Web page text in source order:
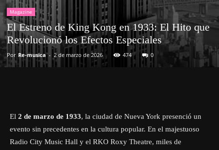
Magazine
El Estreno de King Kong en 1933: El Hito que
Revolucionó los Efectos Especiales
Por Re-musica - 2 de marzo de 2026 474 0
El 2 de marzo de 1933, la ciudad de Nueva York presenció un
evento sin precedentes en la cultura popular. En el majestuoso
Radio City Music Hall y el RKO Roxy Theatre, miles de